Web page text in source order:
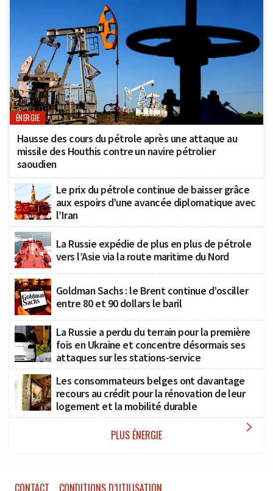
ÉNERGIE
Hausse des cours du pétrole après une attaque au
missile des Houthis contre un navire pétrolier
saoudien
Le prix du pétrole continue de baisser grâce
aux espoirs d’une avancée diplomatique avec
l’Iran
La Russie expédie de plus en plus de pétrole
vers l’Asie via la route maritime du Nord
Goldman Sachs : le Brent continue d’osciller
entre 80 et 90 dollars le baril
La Russie a perdu du terrain pour la première
fois en Ukraine et concentre désormais ses
attaques sur les stations-service
Les consommateurs belges ont davantage
recours au crédit pour la rénovation de leur
logement et la mobilité durable
PLUS ÉNERGIE 